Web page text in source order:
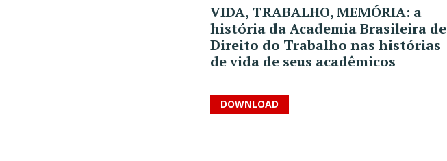
VIDA, TRABALHO, MEMÓRIA: a
história da Academia Brasileira de
Direito do Trabalho nas histórias
de vida de seus acadêmicos
DOWNLOAD